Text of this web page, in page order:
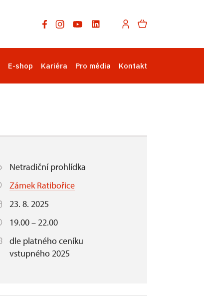
E-shop Kariéra Pro média Kontakt
Netradiční prohlídka
Zámek Ratibořice
23. 8. 2025
19.00 – 22.00
dle platného ceníku
vstupného 2025